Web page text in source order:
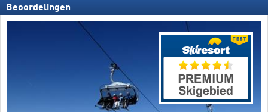
Beoordelingen